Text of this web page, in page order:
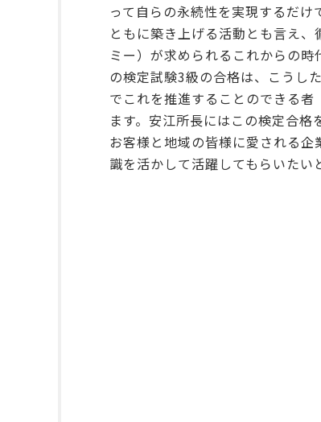
って自らの永続性を実現するだ
ともに築き上げる活動とも言え
ミー）が求められるこれからの
の検定試験3級の合格は、こうし
でこれを推進することのできる
ます。安江所長にはこの検定合格
お客様と地域の皆様に愛される
識を活かして活躍してもらいたい